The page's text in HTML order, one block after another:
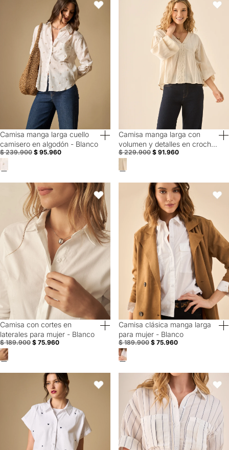
60% Off
Camisa manga larga cuello
camisero en algodón - Blanco
$ 239.900 $ 95.960
Favoritos
60% Off
Camisa manga larga con
volumen y detalles en crochet
para mujer - Blanco
$ 229.900 $ 91.960
Camisa con cortes en laterales para mujer - Blanco
60% Off
Camisa con cortes en
laterales para mujer - Blanco
$ 189.900 $ 75.960
Favoritos
Camisa clásica manga larga
60% Off
Camisa clásica manga larga
para mujer - Blanco
$ 189.900 $ 75.960
Camisa bordada manga sisa con cuello camisero - Blanco
Favoritos
Camisa Blanca Rayas Azules